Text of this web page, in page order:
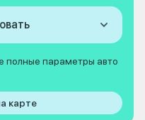
полные параметры авто
карте